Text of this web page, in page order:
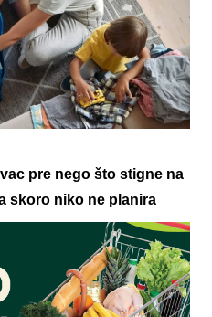
pre nego što stigne na
skoro niko ne planira